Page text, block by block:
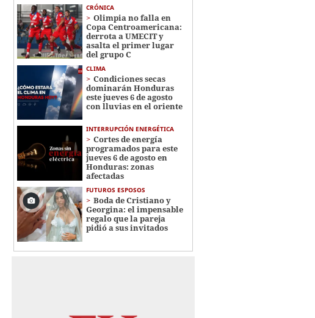
CRÓNICA
Olimpia no falla en
Copa Centroamericana:
derrota a UMECIT y
asalta el primer lugar
del grupo C
CLIMA
Condiciones secas
dominarán Honduras
este jueves 6 de agosto
con lluvias en el oriente
INTERRUPCIÓN ENERGÉTICA
Cortes de energía
programados para este
jueves 6 de agosto en
Honduras: zonas
afectadas
FUTUROS ESPOSOS
Boda de Cristiano y
Georgina: el impensable
regalo que la pareja
pidió a sus invitados